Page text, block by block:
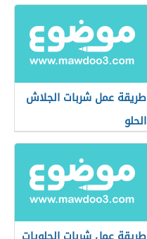
طريقة عمل شربات الجلاش
الحلو